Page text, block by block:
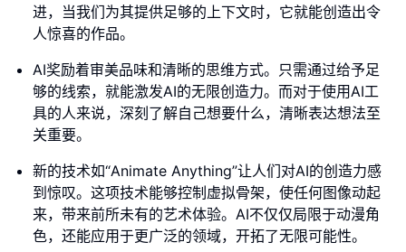
进，当我们为其提供足够的上下文时，它就能创造出令
人惊喜的作品。
AI奖励着审美品味和清晰的思维方式。只需通过给予足
够的线索，就能激发AI的无限创造力。而对于使用AI工
具的人来说，深刻了解自己想要什么，清晰表达想法至
关重要。
新的技术如“Animate Anything”让人们对AI的创造力感
到惊叹。这项技术能够控制虚拟骨架，使任何图像动起
来，带来前所未有的艺术体验。AI不仅仅局限于动漫角
色，还能应用于更广泛的领域，开拓了无限可能性。